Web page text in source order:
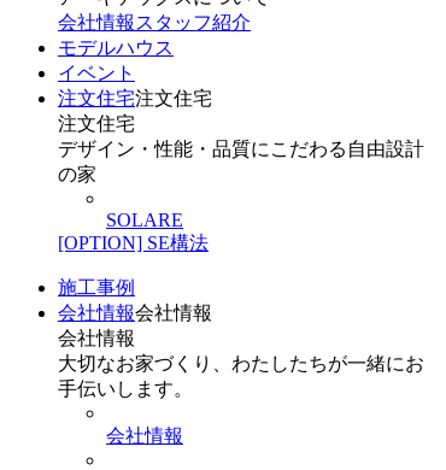
会社情報 スタッフ紹介
モデルハウス
イベント
注文住宅注文住宅
注文住宅
デザイン・性能・品質にこだわる自由設計
の家
SOLARE
[OPTION] SE構法
施工事例
会社情報会社情報
会社情報
大切なお家づくり、わたしたちが一緒にお
手伝いします。
会社情報